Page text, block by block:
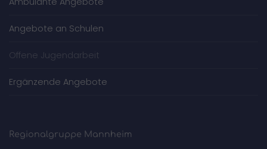
Angebote an Schulen
Offene Jugendarbeit
Ergänzende Angebote
Regionalgruppe Mannheim